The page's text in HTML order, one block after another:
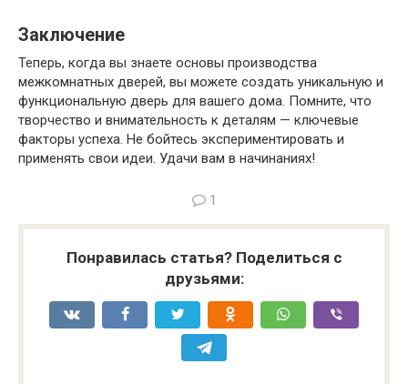
Заключение
Теперь, когда вы знаете основы производства
межкомнатных дверей, вы можете создать уникальную и
функциональную дверь для вашего дома. Помните, что
творчество и внимательность к деталям — ключевые
факторы успеха. Не бойтесь экспериментировать и
применять свои идеи. Удачи вам в начинаниях!
1
Понравилась статья? Поделиться с
друзьями: